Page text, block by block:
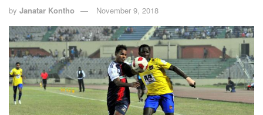
by Janatar Kontho November 9, 2018